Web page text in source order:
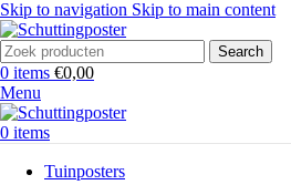
Skip to navigation Skip to main content
Search
0 items €0,00
Menu
0 items
Tuinposters